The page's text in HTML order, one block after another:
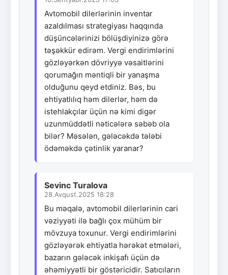
Avtomobil dilerlərinin inventar
azaldılması strategiyası haqqında
düşüncələrinizi bölüşdiyinizə görə
təşəkkür edirəm. Vergi endirimlərini
gözləyərkən dövriyyə vəsaitlərini
qorumağın məntiqli bir yanaşma
olduğunu qeyd etdiniz. Bəs, bu
ehtiyatlılıq həm dilerlər, həm də
istehlakçılar üçün nə kimi digər
uzunmüddətli nəticələrə səbəb ola
bilər? Məsələn, gələcəkdə tələbi
ödəməkdə çətinlik yaranar?
Sevinc Turalova
28.Avqust.2025 18:28
Bu məqalə, avtomobil dilerlərinin cari
vəziyyəti ilə bağlı çox mühüm bir
mövzuya toxunur. Vergi endirimlərini
gözləyərək ehtiyatla hərəkət etmələri,
bazarın gələcək inkişafı üçün də
əhəmiyyətli bir göstəricidir. Satıcıların